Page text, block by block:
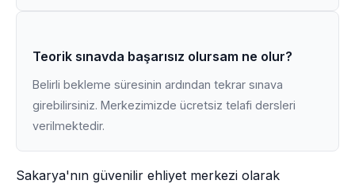
Teorik sınavda başarısız olursam ne olur?
Belirli bekleme süresinin ardından tekrar sınava
girebilirsiniz. Merkezimizde ücretsiz telafi dersleri
verilmektedir.
Sakarya'nın güvenilir ehliyet merkezi olarak